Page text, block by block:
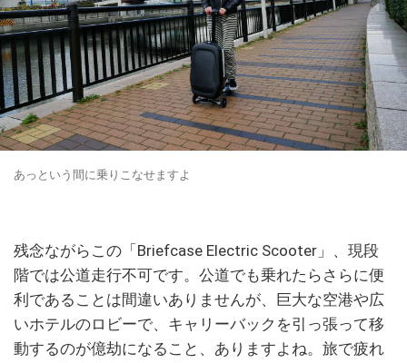
あっという間に乗りこなせますよ
残念ながらこの「Briefcase Electric Scooter」、現段
階では公道走行不可です。公道でも乗れたらさらに便
利であることは間違いありませんが、巨大な空港や広
いホテルのロビーで、キャリーバックを引っ張って移
動するのが億劫になること、ありますよね。旅で疲れ